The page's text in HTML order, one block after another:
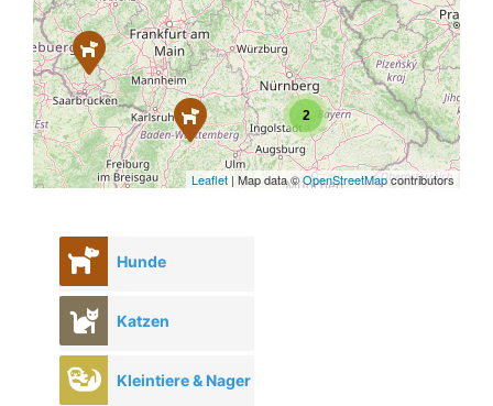
2
Leaflet | Map data ©OpenStreetMapcontributors
Hunde
Katzen
Kleintiere & Nager